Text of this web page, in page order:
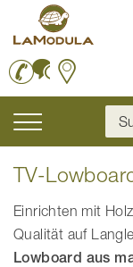
Inhalt
springen
Navigation
TV-
Einrichten mit
Qualität auf
Lowboard aus